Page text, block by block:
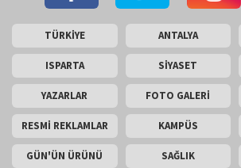
TÜRKİYE ANTALYA
ISPARTA SİYASET
YAZARLAR FOTO GALERİ
RESMİ REKLAMLAR KAMPÜS
GÜN'ÜN ÜRÜNÜ SAĞLIK